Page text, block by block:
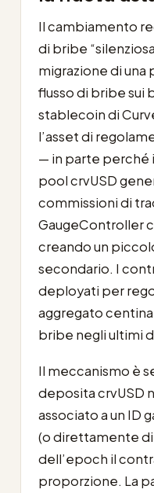
Il cambiamento
di bribe
migrazione di una
flusso di bribe sui
stablecoin di
l’asset di
— in parte perché
pool crvUSD
commissioni di
GaugeController
creando un
secondario. I
deployati per
aggregato
bribe negli ultimi
Il meccanismo è
deposita crvUSD
associato a un ID
(o direttamente di
dell’epoch il
proporzione. La